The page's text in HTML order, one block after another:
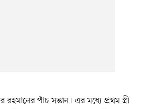
রহমানের পাঁচ সন্তান। এর মধ্যে প্রথম স্ত্রী